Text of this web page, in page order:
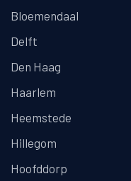
Bloemendaal
Delft
Den Haag
Haarlem
Heemstede
Hillegom
Hoofddorp